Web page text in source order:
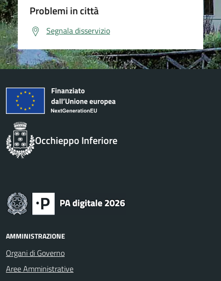
Problemi in città
Segnala disservizio
Occhieppo Inferiore
AMMINISTRAZIONE
Organi di Governo
Aree Amministrative